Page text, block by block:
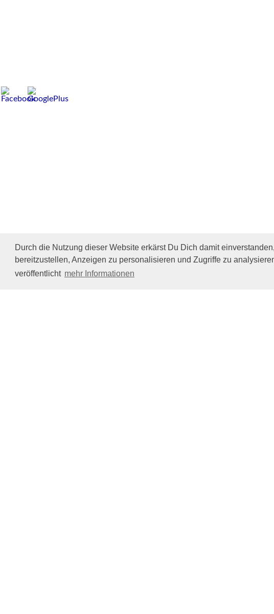
Durch die Nutzung dieser Website erkärst Du Dich damit
bereitzustellen, Anzeigen zu personalisieren und Zugriffe zu
veröffentlicht mehr Informationen
Impressum/DatenschutzTierhilfe Verbindet (c)